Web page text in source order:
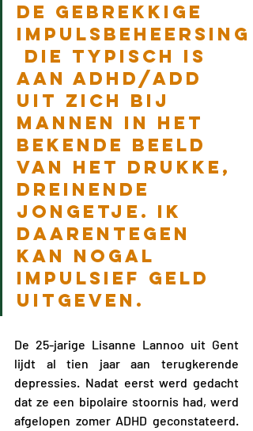
De gebrekkige
impulsbeheersing
die typisch is
aan ADHD/ADD
uit zich bij
mannen in het
bekende beeld
van het drukke,
dreinende
jongetje. Ik
daarentegen
kan nogal
impulsief geld
uitgeven.
De 25-jarige Lisanne Lannoo uit Gent
lijdt al tien jaar aan terugkerende
depressies. Nadat eerst werd gedacht
dat ze een bipolaire stoornis had, werd
afgelopen zomer ADHD geconstateerd.